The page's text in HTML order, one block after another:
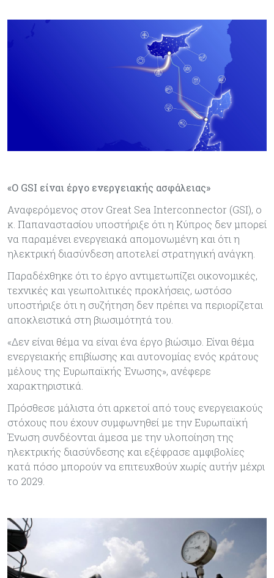
«Ο GSI είναι έργο ενεργειακής ασφάλειας»
Αναφερόμενος στον Great Sea Interconnector (GSI), ο
κ. Παπαναστασίου υποστήριξε ότι η Κύπρος δεν μπορεί
να παραμένει ενεργειακά απομονωμένη και ότι η
ηλεκτρική διασύνδεση αποτελεί στρατηγική ανάγκη.
Παραδέχθηκε ότι το έργο αντιμετωπίζει οικονομικές,
τεχνικές και γεωπολιτικές προκλήσεις, ωστόσο
υποστήριξε ότι η συζήτηση δεν πρέπει να περιορίζεται
αποκλειστικά στη βιωσιμότητά του.
«Δεν είναι θέμα να είναι ένα έργο βιώσιμο. Είναι θέμα
ενεργειακής επιβίωσης και αυτονομίας ενός κράτους
μέλους της Ευρωπαϊκής Ένωσης», ανέφερε
χαρακτηριστικά.
Πρόσθεσε μάλιστα ότι αρκετοί από τους ενεργειακούς
στόχους που έχουν συμφωνηθεί με την Ευρωπαϊκή
Ένωση συνδέονται άμεσα με την υλοποίηση της
ηλεκτρικής διασύνδεσης και εξέφρασε αμφιβολίες
κατά πόσο μπορούν να επιτευχθούν χωρίς αυτήν μέχρι
το 2029.